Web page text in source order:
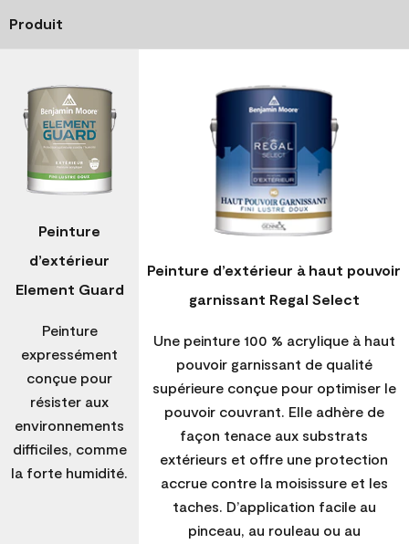
Produit
Peinture
d’extérieur
Element Guard
Peinture
expressément
conçue pour
résister aux
environnements
difficiles, comme
la forte humidité.
Peinture d’extérieur à haut pouvoir
garnissant Regal Select
Une peinture 100 % acrylique à haut
pouvoir garnissant de qualité
supérieure conçue pour optimiser le
pouvoir couvrant. Elle adhère de
façon tenace aux substrats
extérieurs et offre une protection
accrue contre la moisissure et les
taches. D’application facile au
pinceau, au rouleau ou au